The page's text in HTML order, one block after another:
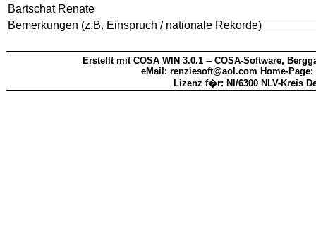
Bartschat Renate
Bemerkungen (z.B. Einspruch / nationale Rekorde)
Erstellt mit COSA WIN 3.0.1 -- COSA-Software,
eMail: renziesoft@aol.com Home-Page:
Lizenz f�r: NI/6300 NLV-Kreis